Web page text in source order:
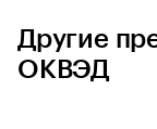
Другие
ОКВЭД